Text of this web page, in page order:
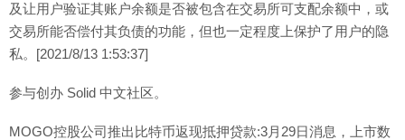
及让用户验证其账户余额是否被包含在交易所可支配余额中，或
交易所能否偿付其负债的功能，但也一定程度上保护了用户的隐
私。[2021/8/13 1:53:37]
参与创办 Solid 中文社区。
MOGO控股公司推出比特币返现抵押贷款:3月29日消息，上市数